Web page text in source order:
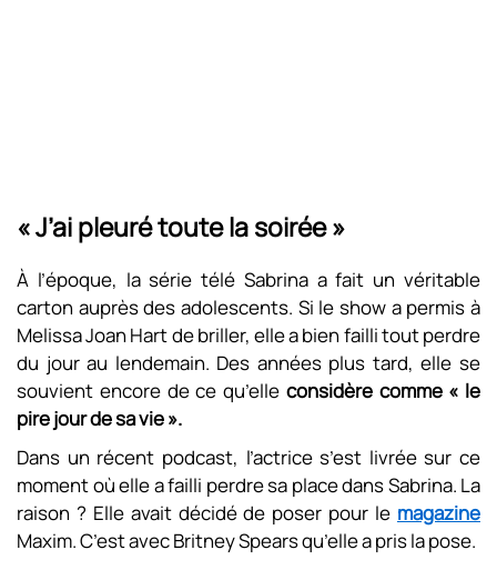
« J’ai pleuré toute la soirée »
À l’époque, la série télé Sabrina a fait un véritable
carton auprès des adolescents. Si le show a permis à
Melissa Joan Hart de briller, elle a bien failli tout perdre
du jour au lendemain. Des années plus tard, elle se
souvient encore de ce qu’elle considère comme « le
pire jour de sa vie ».
Dans un récent podcast, l’actrice s’est livrée sur ce
moment où elle a failli perdre sa place dans Sabrina. La
raison ? Elle avait décidé de poser pour le magazine
Maxim. C’est avec Britney Spears qu’elle a pris la pose.